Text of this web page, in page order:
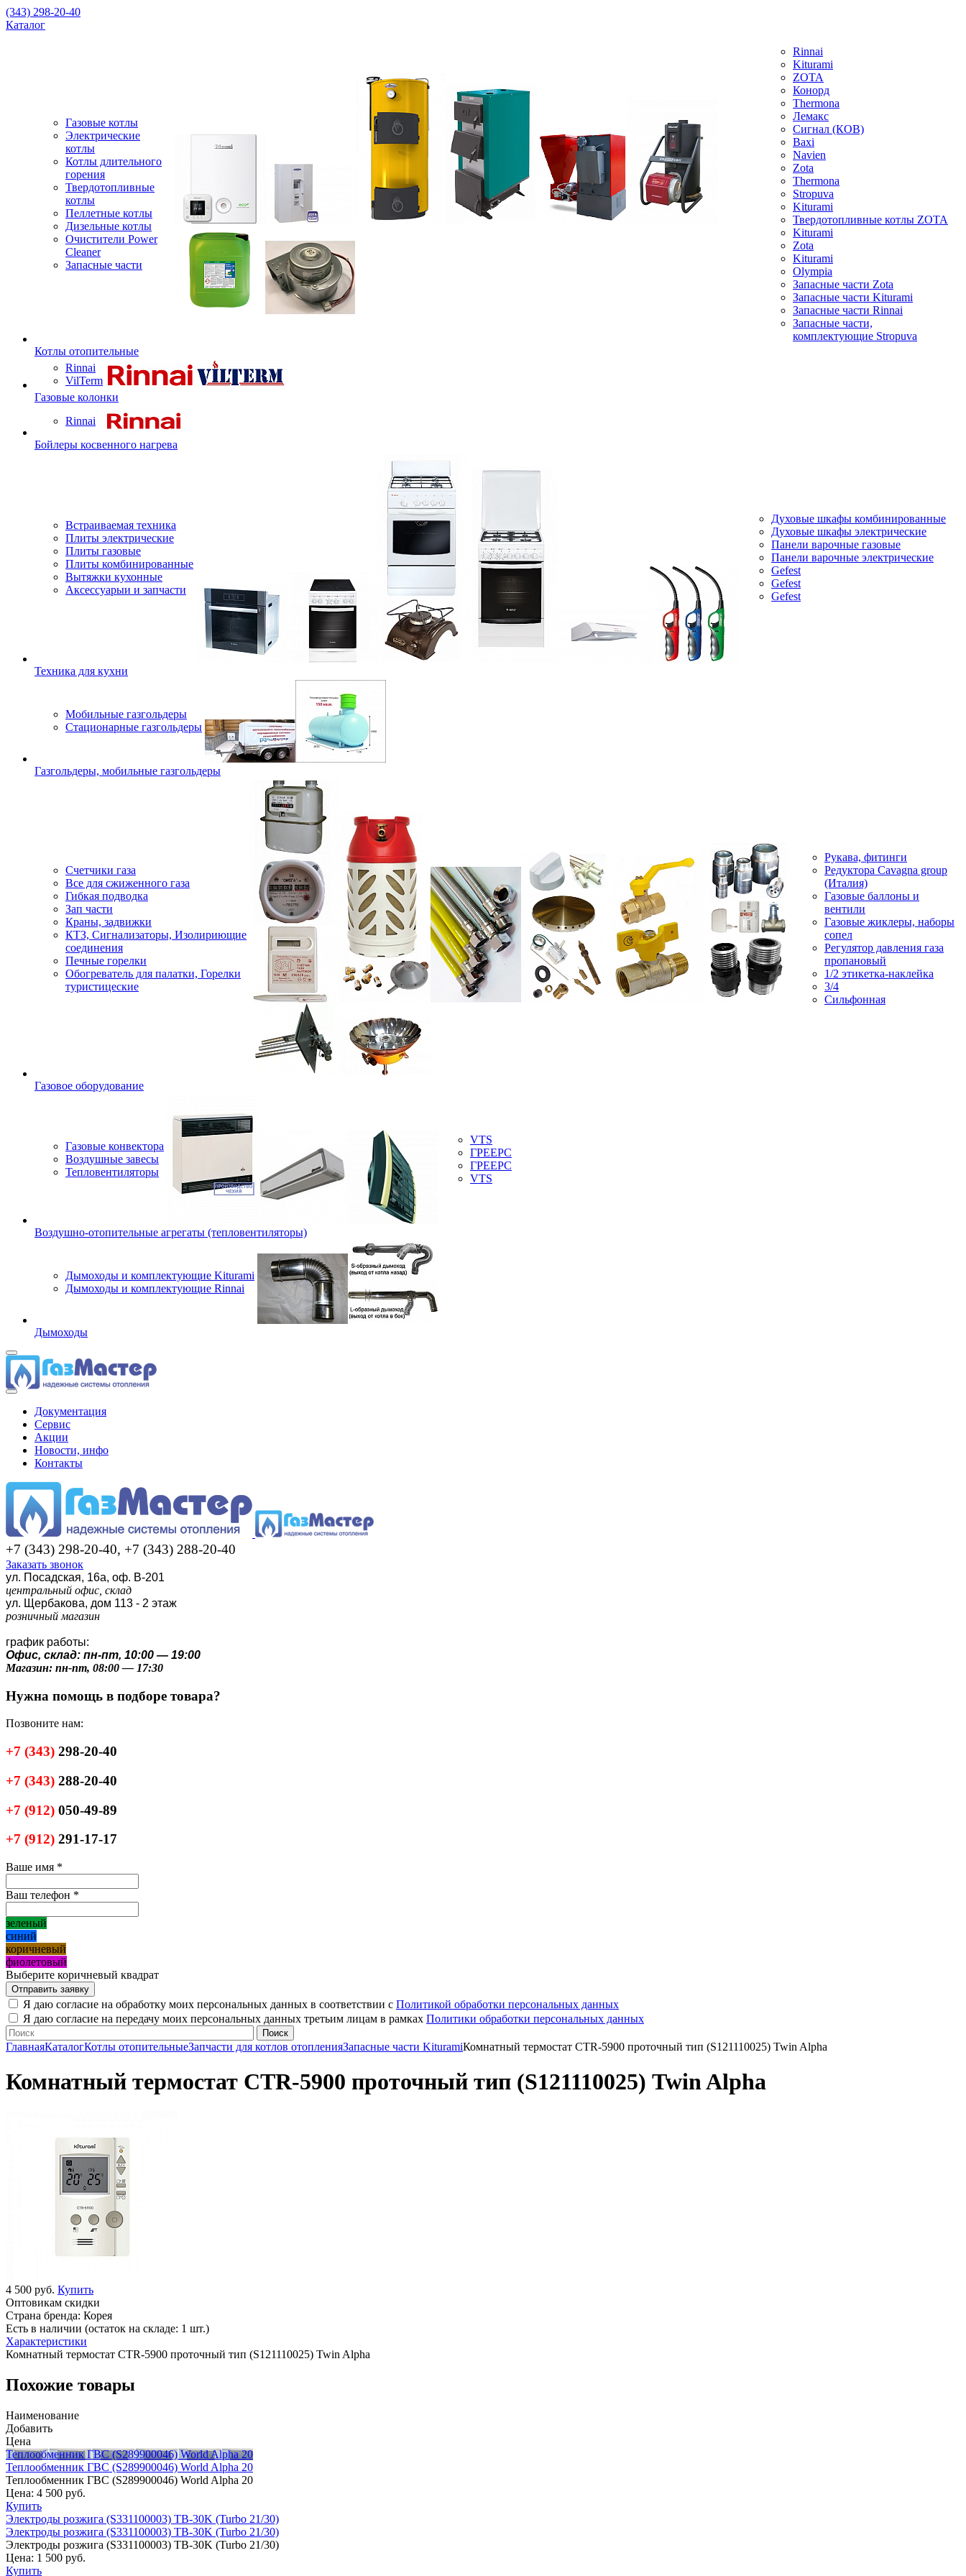
(343) 298-20-40
Каталог
Газовые котлы
Электрические
котлы
Котлы длительного
горения
Твердотопливные
котлы
Пеллетные котлы
Дизельные котлы
Очистители Power
Cleaner
Запасные части
Rinnai
Kiturami
ZOTA
Конорд
Thermona
Лемакс
Сигнал (КОВ)
Baxi
Navien
Zota
Thermona
Stropuva
Kiturami
Твердотопливные котлы ZOTA
Kiturami
Zota
Kiturami
Olympia
Запасные части Zota
Запасные части Kiturami
Запасные части Rinnai
Запасные части,
комплектующие Stropuva
Котлы отопительные
Rinnai
VilTerm
Газовые колонки
Rinnai
Бойлеры косвенного нагрева
Встраиваемая техника
Плиты электрические
Плиты газовые
Плиты комбинированные
Вытяжки кухонные
Аксессуарыи и запчасти
Духовые шкафы комбинированные
Духовые шкафы электрические
Панели варочные газовые
Панели варочные электрические
Gefest
Gefest
Gefest
Техника для кухни
Мобильные газгольдеры
Стационарные газгольдеры
Газгольдеры, мобильные газгольдеры
Счетчики газа
Все для сжиженного газа
Гибкая подводка
Зап части
Краны, задвижки
КТЗ, Сигнализаторы, Изолириющие
соединения
Печные горелки
Обогреватель для палатки, Горелки
туристицеские
Рукава, фитинги
Редуктора Cavagna group
(Италия)
Газовые баллоны и
вентили
Газовые жиклеры, наборы
сопел
Регулятор давления газа
пропановый
1/2 этикетка-наклейка
3/4
Сильфонная
Газовое оборудование
Газовые конвектора
Воздушные завесы
Тепловентиляторы
VTS
ГРЕЕРС
ГРЕЕРС
VTS
Воздушно-отопительные агрегаты (тепловентиляторы)
Дымоходы и комплектующие Kiturami
Дымоходы и комплектующие Rinnai
Дымоходы
Документация
Сервис
Акции
Новости, инфо
Контакты
+7 (343) 298-20-40, +7 (343) 288-20-40
Заказать звонок
ул. Посадская, 16а, оф. В-201
центральный офис, склад
ул. Щербакова, дом 113 - 2 этаж
розничный магазин
график работы:
Офис, склад: пн-пт, 10:00 — 19:00
Магазин: пн-пт, 08:00 — 17:30
Нужна помощь в подборе товара?
Позвоните нам:
+7 (343) 298-20-40
+7 (343) 288-20-40
+7 (912) 050-49-89
+7 (912) 291-17-17
Ваше имя *
Ваш телефон *
зеленый
синий
коричневый
фиолетовый
Выберите коричневый квадрат
Я даю согласие на обработку моих персональных данных в соответствии с Политикой обработки персональных данных
Я даю согласие на передачу моих персональных данных третьим лицам в рамках Политики обработки персональных данных
ГлавнаяКаталогКотлы отопительныеЗапчасти для котлов отопленияЗапасные части KituramiКомнатный термостат CTR-5900 проточный тип (S121110025) Twin Alpha
Комнатный термостат CTR-5900 проточный тип (S121110025) Twin Alpha
4 500 руб. Купить
Оптовикам скидки
Страна бренда: Корея
Есть в наличии (остаток на складе: 1 шт.)
Характеристики
Комнатный термостат CTR-5900 проточный тип (S121110025) Twin Alpha
Похожие товары
Наименование
Добавить
Цена
Теплообменник ГВС (S289900046) World Alpha 20
Теплообменник ГВС (S289900046) World Alpha 20
Теплообменник ГВС (S289900046) World Alpha 20
Цена: 4 500 руб.
Купить
Электроды розжига (S331100003) TB-30K (Turbo 21/30)
Электроды розжига (S331100003) TB-30K (Turbo 21/30)
Электроды розжига (S331100003) TB-30K (Turbo 21/30)
Цена: 1 500 руб.
Купить